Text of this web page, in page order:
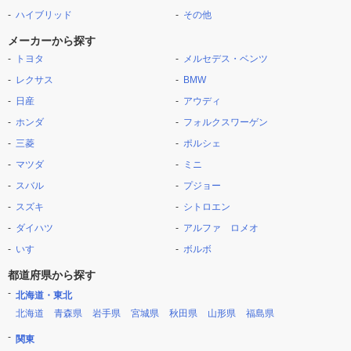
ハイブリッド その他
メーカーから探す
トヨタ
レクサス
日産
ホンダ
三菱
マツダ
スバル
スズキ
ダイハツ
いすゞ
メルセデス・ベンツ
BMW
アウディ
フォルクスワーゲン
ポルシェ
ミニ
プジョー
シトロエン
アルファ ロメオ
ボルボ
都道府県から探す
北海道・東北
北海道
青森県 岩手県 宮城県 秋田県 山形県 福島県
関東